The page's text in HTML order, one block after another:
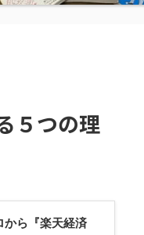
５つの理
ら『楽天経済